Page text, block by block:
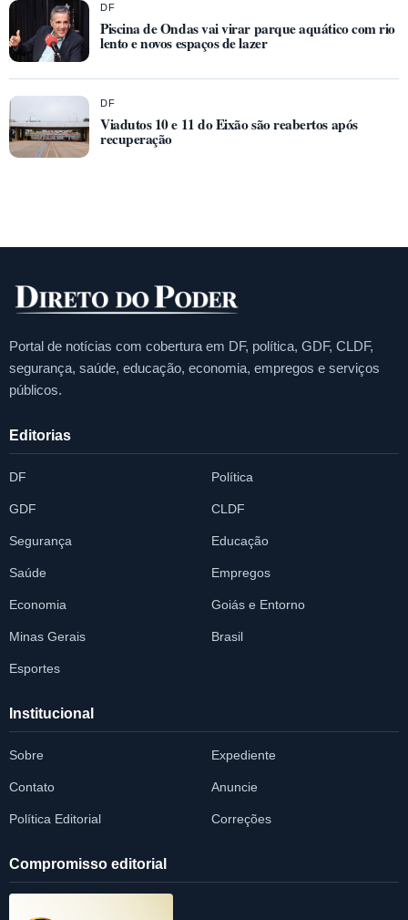
DF
Piscina de Ondas vai virar parque aquático com rio
lento e novos espaços de lazer
DF
Viadutos 10 e 11 do Eixão são reabertos após
recuperação
Portal de notícias com cobertura em DF, política, GDF, CLDF,
segurança, saúde, educação, economia, empregos e serviços
públicos.
Editorias
DF Política
GDF CLDF
Segurança Educação
Saúde Empregos
Economia Goiás e Entorno
Minas Gerais Brasil
Esportes
Institucional
Sobre Expediente
Contato Anuncie
Política Editorial Correções
Compromisso editorial